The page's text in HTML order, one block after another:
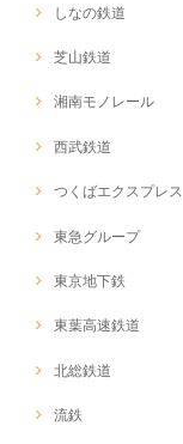
しなの鉄道
芝山鉄道
湘南モノレール
西武鉄道
つくばエクスプレス
東急グループ
東京地下鉄
東葉高速鉄道
北総鉄道
流鉄